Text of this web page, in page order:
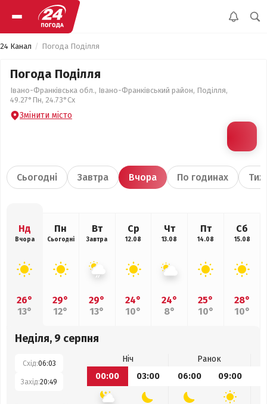
24 Канал Погода Поділля
Погода Поділля
Івано-Франківська обл., Івано-Франківський район, Поділля,
49.27°Пн, 24.73°Сх
Змінити місто
Сьогодні Завтра Вчора По годинах
Нд
Вчора
26°
13°
Пн
Сьогодні
29°
12°
Вт
Завтра
29°
13°
Ср
12.08
24°
10°
Чт
13.08
24°
8°
Пт
14.08
25°
10°
Сб
15.08
28°
10°
Неділя, 9 серпня
Схід:06:03
Захід:20:49
Ніч
Ранок
00:00
03:00 06:00 09:00